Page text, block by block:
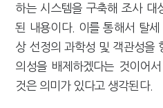
하는 시스템을 구축해 조사 대
된 내용이다. 이를 통해서 탈
상 선정의 과학성 및 객관성을
의성을 배제하겠다는 것이어
것은 의미가 있다고 생각된다.